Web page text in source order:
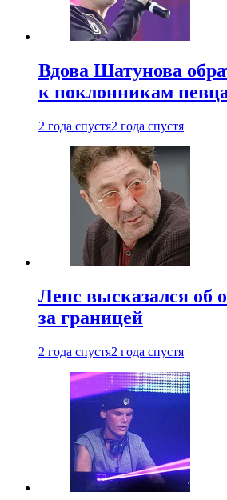
Вдова Шатунова
к поклонникам
2 года спустя2 года спустя
Лепс высказался об
за границей
2 года спустя2 года спустя